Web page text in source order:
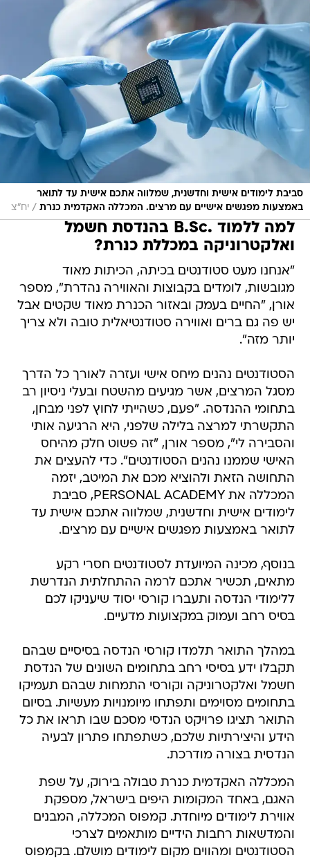
סביבת לימודים אישית וחדשנית, שמלווה אתכם אישית עד לתואר
באמצעות מפגשים אישיים עם מרצים. המכללה האקדמית כנרת / יח"צ
למה ללמוד .B.Sc בהנדסת חשמל
ואלקטרוניקה במכללת כנרת?
"אנחנו מעט סטודנטים בכיתה, הכיתות מאוד
מגובשות, לומדים בקבוצות והאווירה נהדרת", מספר
אורן, "החיים בעמק ובאזור הכנרת מאוד שקטים אבל
יש פה גם ברים ואווירה סטודנטיאלית טובה ולא צריך
יותר מזה".
הסטודנטים נהנים מיחס אישי ועזרה לאורך כל הדרך
מסגל המרצים, אשר מגיעים מהשטח ובעלי ניסיון רב
בתחומי ההנדסה. "פעם, כשהייתי לחוץ לפני מבחן,
התקשרתי למרצה בלילה שלפני, היא הרגיעה אותי
והסבירה לי", מספר אורן, "זה פשוט חלק מהיחס
האישי שממנו נהנים הסטודנטים". כדי להעצים את
התחושה הזאת ולהוציא מכם את המיטב, יזמה
המכללה את PERSONAL ACADEMY, סביבת
לימודים אישית וחדשנית, שמלווה אתכם אישית עד
לתואר באמצעות מפגשים אישיים עם מרצים.
בנוסף, מכינה המיועדת לסטודנטים חסרי רקע
מתאים, תכשיר אתכם לרמה ההתחלתית הנדרשת
ללימודי הנדסה ותעברו קורסי יסוד שיעניקו לכם
בסיס רחב ועמוק במקצועות מדעיים.
במהלך התואר תלמדו קורסי הנדסה בסיסיים שבהם
תקבלו ידע בסיסי רחב בתחומים השונים של הנדסת
חשמל ואלקטרוניקה וקורסי התמחות שבהם תעמיקו
בתחומים מסוימים ותפתחו מיומנויות מעשיות. בסיום
התואר תציגו פרויקט הנדסי מסכם שבו תראו את כל
הידע והיצירתיות שלכם, כשתפתחו פתרון לבעיה
הנדסית בצורה מודרכת.
המכללה האקדמית כנרת טבולה בירוק, על שפת
האגם, באחד המקומות היפים בישראל, מספקת
אווירת לימודים מיוחדת. קמפוס המכללה, המבנים
והמדשאות רחבות הידיים מותאמים לצרכי
הסטודנטים ומהווים מקום לימודים מושלם. בקמפוס